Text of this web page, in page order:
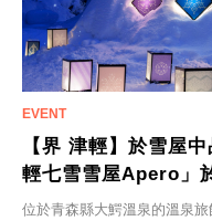
【界 津輕】於雪屋
輕七雪雪屋Apero」
位於青森縣大鰐溫泉的溫泉